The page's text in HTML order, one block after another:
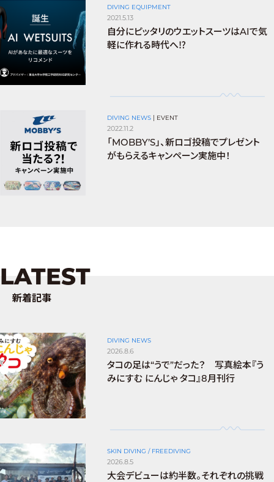
DIVING EQUIPMENT
2021.5.13
自分にピッタリのウエットスーツはAIで気
軽に作れる時代へ⁉
DIVING NEWS | EVENT
2022.11.2
「MOBBY’S」、新ロゴ投稿でプレゼント
がもらえるキャンペーン実施中！
LATEST
新着記事
DIVING NEWS
2026.8.6
タコの足は“うで”だった？ 写真絵本『う
みにすむ にんじゃ タコ』8月刊行
SKIN DIVING / FREEDIVING
2026.8.5
大会デビューは約半数。それぞれの挑戦